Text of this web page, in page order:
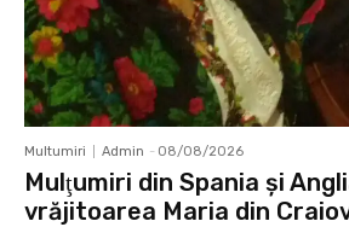
Multumiri Admin - 08/08/2026
Mulţumiri din Spania şi
vrăjitoarea Maria din